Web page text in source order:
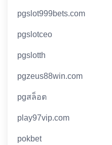
pgslot999bets.com
pgslotceo
pgslotth
pgzeus88win.com
pgสล็อต
play97vip.com
pokbet